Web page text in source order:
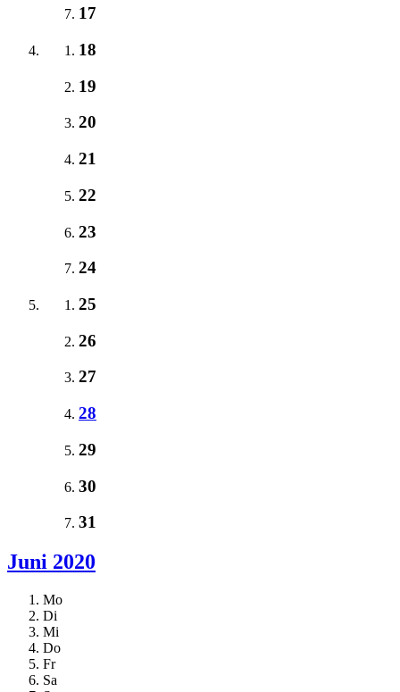
17
18
19
20
21
22
23
24
25
26
27
28
29
30
31
Juni 2020
Mo
Di
Mi
Do
Fr
Sa